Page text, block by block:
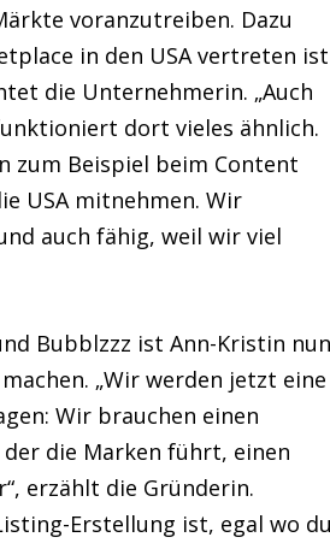
voranzutreiben. Dazu
in den USA vertreten
die Unternehmerin. „Auch
dort vieles ähnlich.
zum Beispiel beim Content
USA mitnehmen. Wir
auch fähig, weil wir viel
Bubblzzz ist Ann-Kristin
„Wir werden jetzt eine
Wir brauchen einen
die Marken führt, einen
erzählt die Gründerin.
Erstellung ist, egal wo